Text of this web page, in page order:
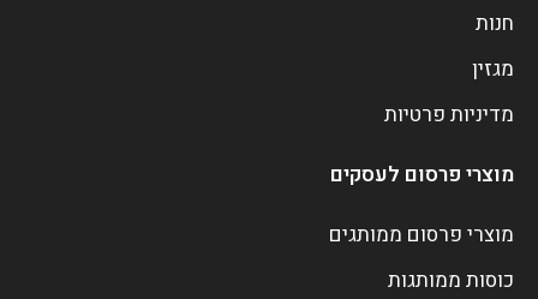
חנות
מגזין
מדיניות פרטיות
מוצרי פרסום לעסקים
מוצרי פרסום ממותגים
כוסות ממותגות